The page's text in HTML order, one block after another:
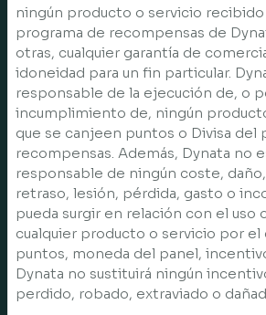
ningún producto o servicio
programa de recompensas de
otras, cualquier garantía de
idoneidad para un fin particular.
responsable de la ejecución de, o
incumplimiento de, ningún
que se canjeen puntos o Divisa del
recompensas. Además, Dynata no
responsable de ningún coste,
retraso, lesión, pérdida, gasto o
pueda surgir en relación con el uso
cualquier producto o servicio por el
puntos, moneda del panel,
Dynata no sustituirá ningún
perdido, robado, extraviado o